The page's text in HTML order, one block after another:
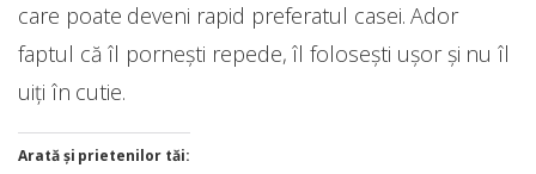
care poate deveni rapid preferatul casei. Ador
faptul că îl pornești repede, îl folosești ușor și nu îl
uiți în cutie.
Arată și prietenilor tăi: